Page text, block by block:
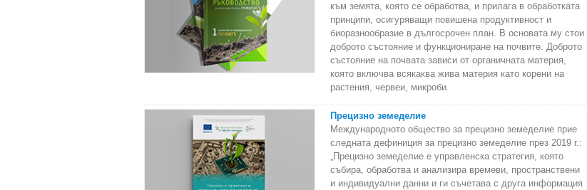
към земята, която се обработва, и прилага в обработката
принципи, осигуряващи повишена продуктивност и
биоразнообразие в дългосрочен план. В основата му стои
доброто състояние и функциониране на почвите. Доброто
състояние на почвата зависи от органичната материя,
която включва всякаква жива материя като корени на
растения, червеи, микроби.
Прецизно земеделие
Международното общество за прецизно земеделие прие
следната дефиниция за прецизно земеделие през 2019 г.:
„Прецизно земеделие е управленска стратегия, която
събира, обработва и анализира времеви, пространствени
и индивидуални данни и ги съчетава с друга информация